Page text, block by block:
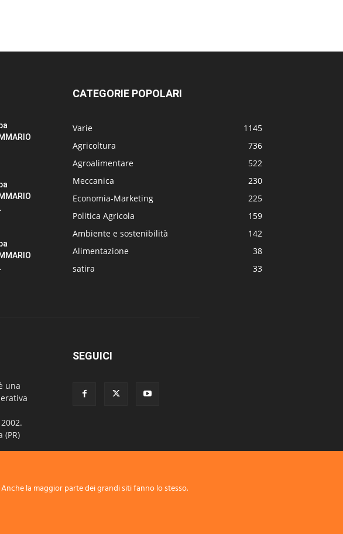
CATEGORIE POPOLARI
Varie
1145
Agricoltura
736
Agroalimentare
522
Meccanica
230
Economia-Marketing
225
Politica Agricola
159
Ambiente e sostenibilità
142
Alimentazione
38
satira
33
una
(PR)
SEGUICI
la maggior parte dei grandi siti fanno lo stesso.